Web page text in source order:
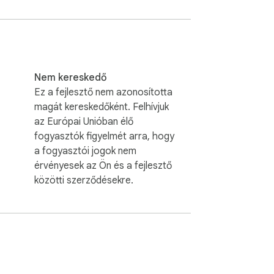
idejű nagyítás, ahogy mozog az
vagy a billentyűparancsokhoz használt
Nem kereskedő
Ez a fejlesztő nem azonosította
magát kereskedőként. Felhívjuk
az Európai Unióban élő
fogyasztók figyelmét arra, hogy
a fogyasztói jogok nem
érvényesek az Ön és a fejlesztő
közötti szerződésekre.